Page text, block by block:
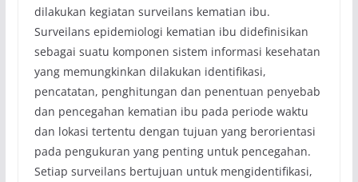
dilakukan kegiatan surveilans kematian ibu.
Surveilans epidemiologi kematian ibu didefinisikan
sebagai suatu komponen sistem informasi kesehatan
yang memungkinkan dilakukan identifikasi,
pencatatan, penghitungan dan penentuan penyebab
dan pencegahan kematian ibu pada periode waktu
dan lokasi tertentu dengan tujuan yang berorientasi
pada pengukuran yang penting untuk pencegahan.
Setiap surveilans bertujuan untuk mengidentifikasi,